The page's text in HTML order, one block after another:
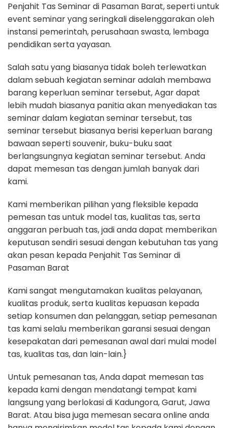
Penjahit Tas Seminar di Pasaman Barat, seperti untuk
event seminar yang seringkali diselenggarakan oleh
instansi pemerintah, perusahaan swasta, lembaga
pendidikan serta yayasan.
Salah satu yang biasanya tidak boleh terlewatkan
dalam sebuah kegiatan seminar adalah membawa
barang keperluan seminar tersebut, Agar dapat
lebih mudah biasanya panitia akan menyediakan tas
seminar dalam kegiatan seminar tersebut, tas
seminar tersebut biasanya berisi keperluan barang
bawaan seperti souvenir, buku-buku saat
berlangsungnya kegiatan seminar tersebut. Anda
dapat memesan tas dengan jumlah banyak dari
kami.
Kami memberikan pilihan yang fleksible kepada
pemesan tas untuk model tas, kualitas tas, serta
anggaran perbuah tas, jadi anda dapat memberikan
keputusan sendiri sesuai dengan kebutuhan tas yang
akan pesan kepada Penjahit Tas Seminar di
Pasaman Barat
Kami sangat mengutamakan kualitas pelayanan,
kualitas produk, serta kualitas kepuasan kepada
setiap konsumen dan pelanggan, setiap pemesanan
tas kami selalu memberikan garansi sesuai dengan
kesepakatan dari pemesanan awal dari mulai model
tas, kualitas tas, dan lain-lain.}
Untuk pemesanan tas, Anda dapat memesan tas
kepada kami dengan mendatangi tempat kami
langsung yang berlokasi di Kadungora, Garut, Jawa
Barat. Atau bisa juga memesan secara online anda